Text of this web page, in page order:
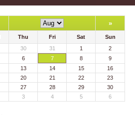
»
Thu Fri Sat
Sun
30 31 1
2
6 7 8
9
13 14 15
16
20 21 22
23
27 28 29
30
3 4 5 6